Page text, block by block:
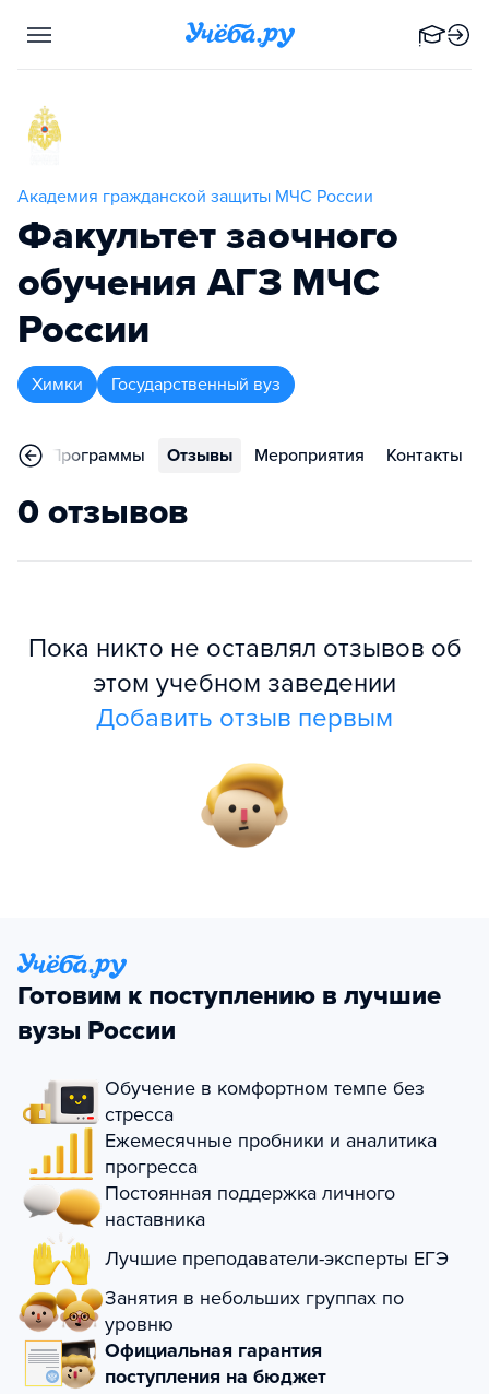
Академия гражданской защиты МЧС России
Факультет заочного
обучения АГЗ МЧС
России
Химки Государственный вуз
Программы Отзывы Мероприятия Контакты
0 отзывов
Пока никто не оставлял отзывов об
этом учебном заведении
Добавить отзыв первым
Готовим к поступлению в лучшие
вузы России
Обучение в комфортном темпе без
стресса
Ежемесячные пробники и аналитика
прогресса
Постоянная поддержка личного
наставника
Лучшие преподаватели-эксперты ЕГЭ
Занятия в небольших группах по
уровню
Официальная гарантия
поступления на бюджет